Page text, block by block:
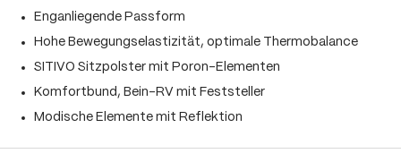
Enganliegende Passform
Hohe Bewegungselastizität, optimale Thermobalance
SITIVO Sitzpolster mit Poron-Elementen
Komfortbund, Bein-RV mit Feststeller
Modische Elemente mit Reflektion